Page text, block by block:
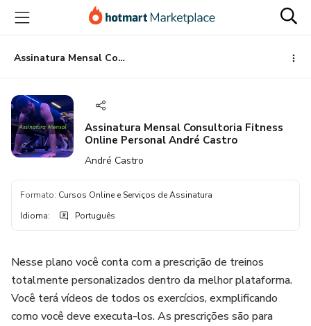
para
conteúdo
principal
para
pagamento
para
rodapé
Assinatura Mensal Consultoria Fitness Online Personal André Castro
Assinatura Mensal Consultoria Fitness
Online Personal André Castro
André Castro
Formato: Cursos Online e Serviços de Assinatura
Idioma: Português
Nesse plano você conta com a prescrição de treinos
totalmente personalizados dentro da melhor plataforma.
Você terá vídeos de todos os exercícios, exmplificando
como você deve executa-los. As prescrições são para